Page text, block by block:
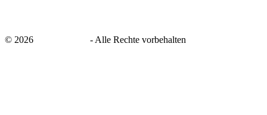
© 2026 - Alle Rechte vorbehalten